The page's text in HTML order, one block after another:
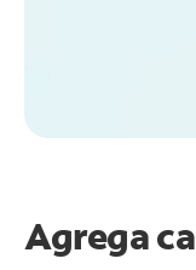
Agrega